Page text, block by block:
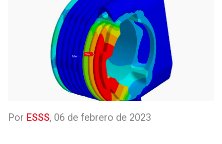
Por ESSS, 06 de febrero de 2023